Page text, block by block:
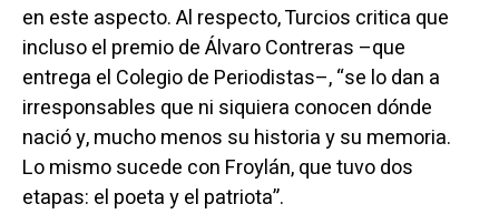
en este aspecto. Al respecto, Turcios critica que
incluso el premio de Álvaro Contreras –que
entrega el Colegio de Periodistas–, “se lo dan a
irresponsables que ni siquiera conocen dónde
nació y, mucho menos su historia y su memoria.
Lo mismo sucede con Froylán, que tuvo dos
etapas: el poeta y el patriota”.